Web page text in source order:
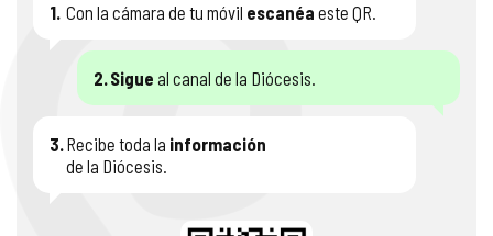
1. Con la cámara de tu móvil escanéa este QR.
2.Sigue al canal de la Diócesis.
3.Recibe toda la información
de la Diócesis.